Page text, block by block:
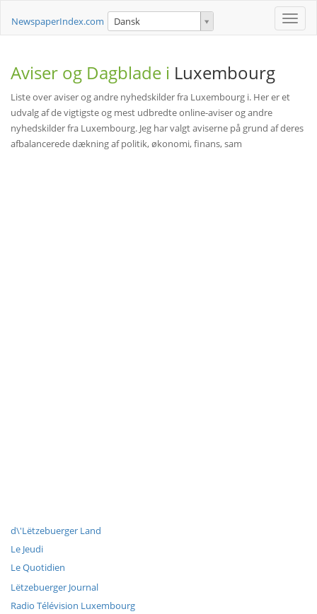
Toggle
NewspaperIndex.com Dansk
Aviser og Dagblade i Luxembourg
Liste over aviser og andre nyhedskilder fra Luxembourg i. Her er et
udvalg af de vigtigste og mest udbredte online-aviser og andre
nyhedskilder fra Luxembourg. Jeg har valgt aviserne på grund af deres
afbalancerede dækning af politik, økonomi, finans, sam
d\'Lëtzebuerger Land
Le Jeudi
Le Quotidien
Lëtzebuerger Journal
Radio Télévision Luxembourg